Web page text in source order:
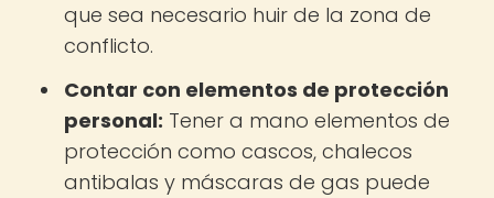
que sea necesario huir de la zona de
conflicto.
Contar con elementos de protección
personal: Tener a mano elementos de
protección como cascos, chalecos
antibalas y máscaras de gas puede